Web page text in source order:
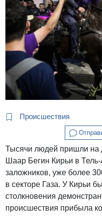
Происшествия
Тысячи людей пришли на
Шаар Бегин Кирьи в
заложников, уже более
в секторе Газа. У Кирьи
столкновения
происшествия прибыла